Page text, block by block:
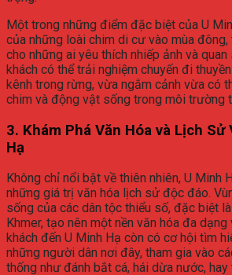
Một trong những điểm đặc biệt của U
của những loài chim di cư vào mùa
cho những ai yêu thích nhiếp ảnh và
khách có thể trải nghiệm chuyến đi
kênh trong rừng, vừa ngắm cảnh vừa có
chim và động vật sống trong môi trường
3. Khám Phá Văn Hóa và Lịch
Hạ
Không chỉ nổi bật về thiên nhiên, U Minh
những giá trị văn hóa lịch sử độc đáo.
sống của các dân tộc thiểu số, đặc biệt
Khmer, tạo nên một nền văn hóa đa dạng
khách đến U Minh Hạ còn có cơ hội tìm
những người dân nơi đây, tham gia vào
thống như đánh bắt cá, hái dừa nước,